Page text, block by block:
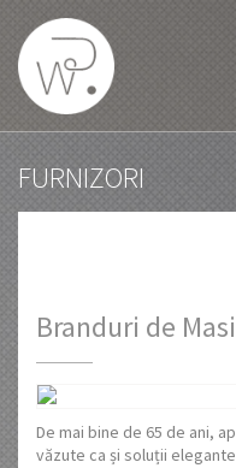
FURNIZORI
Branduri de
De mai bine de 65 de ani,
văzute ca și soluții